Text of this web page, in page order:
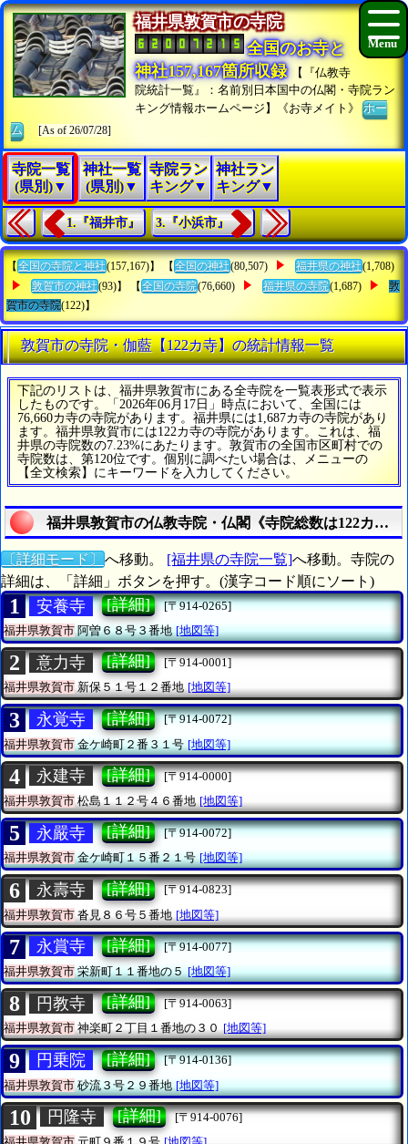
福井県敦賀市の寺院
全国のお寺と
神社157,167箇所収録
【『仏教寺
院統計一覧』：名前別日本国中の仏閣・寺院ラン
キング情報ホームページ】《お寺メイト》ホー
ム
[As of 26/07/28]
寺院一覧
(県別)▼
神社一覧
(県別)▼
寺院ラン
キング▼
神社ラン
キング▼
1.『福井市』 3.『小浜市』
【 全国の寺院と神社(157,167)】 【 全国の神社(80,507) 福井県の神社(1,708)
敦賀市の神社(93)】 【 全国の寺院(76,660) 福井県の寺院(1,687)
敦
賀市の寺院(122)】
敦賀市の寺院・伽藍【122カ寺】の統計情報一覧
下記のリストは、福井県敦賀市にある全寺院を一覧表形式で表示
したものです。「2026年06月17日」時点において、全国には
76,660カ寺の寺院があります。福井県には1,687カ寺の寺院があり
ます。福井県敦賀市には122カ寺の寺院があります。これは、福
井県の寺院数の7.23%にあたります。敦賀市の全国市区町村での
寺院数は、第120位です。個別に調べたい場合は、メニューの
【全文検索】にキーワードを入力してください。
福井県敦賀市の仏教寺院・仏閣《寺院総数は122カ寺》
〔詳細モード〕 へ移動。 [福井県の寺院一覧]へ移動。寺院の
詳細は、「詳細」ボタンを押す。(漢字コード順にソート)
1 安養寺 [詳細]
[〒914-0265]
福井県敦賀市阿曽６８号３番地 [地図等]
2 意力寺 [詳細]
[〒914-0001]
福井県敦賀市新保５１号１２番地 [地図等]
3 永覚寺 [詳細]
[〒914-0072]
福井県敦賀市金ケ崎町２番３１号 [地図等]
4 永建寺 [詳細]
[〒914-0000]
福井県敦賀市 松島１１２号４６番地 [地図等]
5 永嚴寺 [詳細]
[〒914-0072]
福井県敦賀市金ケ崎町１５番２１号 [地図等]
6 永壽寺 [詳細]
[〒914-0823]
福井県敦賀市 沓見８６号５番地 [地図等]
7 永賞寺 [詳細]
[〒914-0077]
福井県敦賀市栄新町１１番地の５ [地図等]
8 円教寺 [詳細]
[〒914-0063]
福井県敦賀市神楽町２丁目１番地の３０ [地図等]
9 円乗院 [詳細]
[〒914-0136]
福井県敦賀市砂流３号２９番地 [地図等]
10 円隆寺 [詳細]
[〒914-0076]